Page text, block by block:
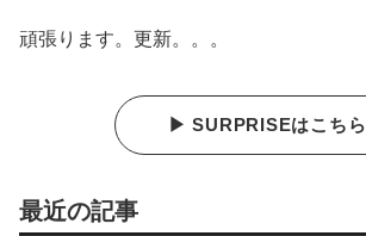
頑張ります。更新。。。
▶ SURPRISEはこちら
最近の記事